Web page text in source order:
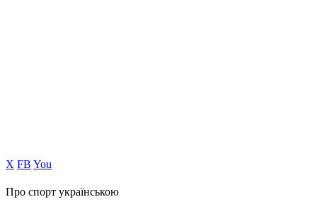
Х FB You
Про спорт українською